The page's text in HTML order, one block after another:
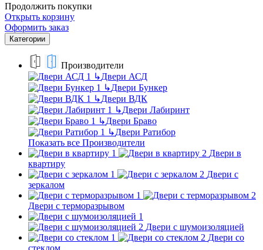
Продолжить покупки
Открыть корзину
Оформить заказ
Категории
Производители
↳Двери АСД
↳Двери Бункер
↳Двери ВДК
↳Двери Лабиринт
↳Двери Браво
↳Двери Ратибор
Показать все Производители
Двери в
квартиру
Двери с
зеркалом
Двери с терморазрывом
Двери с шумоизоляцией
Двери со
стеклом